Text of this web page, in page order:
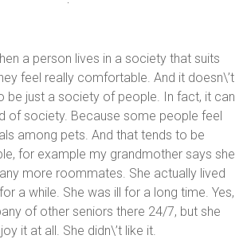
a person lives in a society that suits
feel really comfortable. And it doesn\’t
be just a society of people. In fact, it can
of society. Because some people feel
among pets. And that tends to be
for example my grandmother says she
more roommates. She actually lived
a while. She was ill for a long time. Yes,
of other seniors there 24/7, but she
it at all. She didn\’t like it.